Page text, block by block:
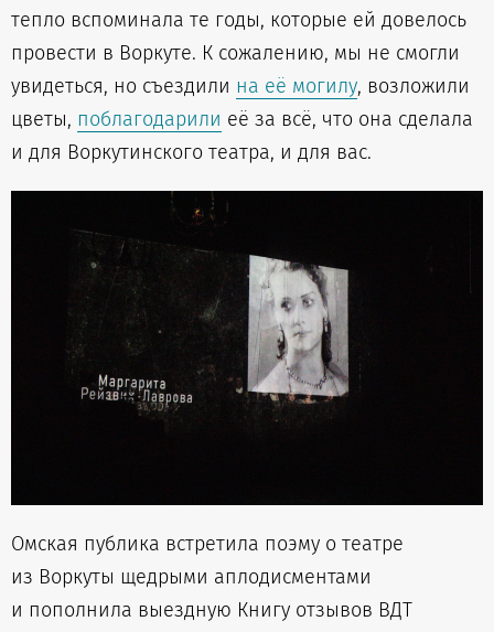
тепло вспоминала те годы, которые ей довелось
провести в Воркуте. К сожалению, мы не смогли
увидеться, но съездили на её могилу, возложили
цветы, поблагодарили её за всё, что она сделала
и для Воркутинского театра, и для вас.
Омская публика встретила поэму о театре
из Воркуты щедрыми аплодисментами
и пополнила выездную Книгу отзывов ВДТ